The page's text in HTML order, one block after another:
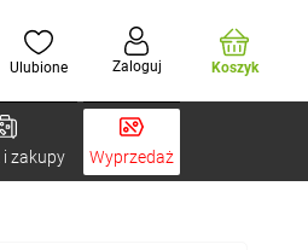
Ulubione Zaloguj Koszyk
zakupy Wyprzedaż